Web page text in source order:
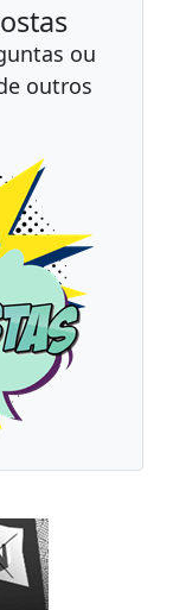
ou
outros